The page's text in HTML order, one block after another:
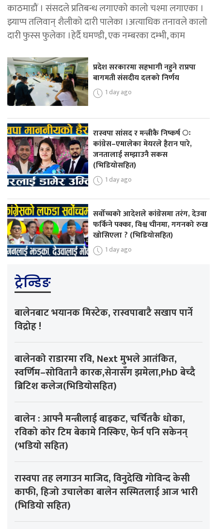
काठमाडौं । संसदले प्रतिबन्ध लगाएको कालो चश्मा लगाएका ।
झ्याप्प तलिवान् शैलीको दारी पालेका ।अत्याधिक तनावले कालो
दारी फुस्स फुलेका ।हेर्दै घमण्डी, एक नम्बरका दम्भी, काम
प्रदेश सरकारमा सहभागी नहुने राप्रपा
बागमती संसदीय दलको निर्णय
1 day ago
रास्वपा सांसद र मन्त्रीकै निष्कर्ष ः
कांग्रेस–एमालेका मेयरले हैरान पारे,
जनतालाई सम्झाउनै सकस
(भिडियोसहित)
1 day ago
सर्वोच्चको आदेशले कांग्रेसमा तरंग, देउवा
फर्किने पक्का, विश्व चीनमा, गगनको रुख
खोसिएला ? (भिडियोसहित)
1 day ago
ट्रेन्डिङ
बालेनबाट भयानक मिस्टेक, रास्वपाबाटै सखाप पार्ने
विद्रोह !
बालेनको राडारमा रवि, Next मुभले आतंकित,
स्वर्णिम–सोवितानै कारक,सेनासँग झमेला,PhD बेच्दै
ब्रिटिश कलेज(भिडियोसहित)
बालेन : आफ्नै मन्त्रीलाई बाइकट, चर्चितकै धोका,
रविको कोर टिम बेकामे निस्किए, फेर्न पनि सकेनन्
(भडियो सहित)
रास्वपा तह लगाउन माजिद, विनुदेखि गोविन्द केसी
काफी, हिजो उचालेका बालेन सस्मितलाई आज भारी
(भिडियो सहित)